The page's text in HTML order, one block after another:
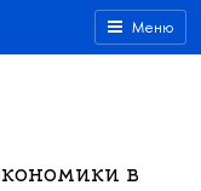
Меню
в